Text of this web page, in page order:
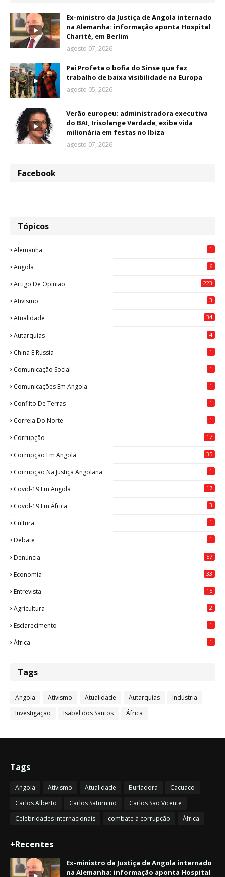
Ex-ministro da Justiça de Angola internado
na Alemanha: informação aponta Hospital
Charité, em Berlim
agosto 07, 2026
Pai Profeta o bofia do Sinse que faz
trabalho de baixa visibilidade na Europa
agosto 05, 2026
Verão europeu: administradora executiva
do BAI, Irisolange Verdade, exibe vida
milionária em festas no Ibiza
agosto 07, 2026
Facebook
Tópicos
Alemanha 1
Angola 6
Artigo De Opinião 223
Ativismo 3
Atualidade 34
Autarquias 4
China E Rússia 1
Comunicação Social 1
Comunicações Em Angola 1
Conflito De Terras 1
Correia Do Norte 1
Corrupção 17
Corrupção Em Angola 35
Corrupção Na Justiça Angolana 1
Covid-19 Em Angola 17
Covid-19 Em África 3
Cultura 1
Debate 1
Denúncia 57
Economia 33
Entrevista 15
Agricultura 2
Esclarecimento 1
África 1
Tags
Angola Ativismo Atualidade Autarquias
Indústria
Investigação
Isabel dos Santos África
Tags
Angola Ativismo Atualidade Burladora
Cacuaco
Carlos Alberto
Carlos Saturnino
Carlos São Vicente
Celebridades internacionais
combate à corrupção África
+Recentes
Ex-ministro da Justiça de Angola internado
na Alemanha: informação aponta Hospital